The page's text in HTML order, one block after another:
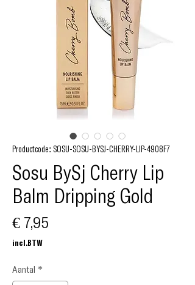
Productcode: SOSU-SOSU-BYSJ-CHERRY-LIP-4908F7
Sosu BySj Cherry Lip
Balm Dripping Gold
€ 7,95
incl.BTW
Aantal *